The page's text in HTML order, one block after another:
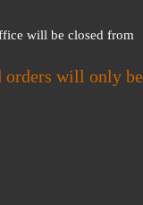
will be closed from
orders will only be